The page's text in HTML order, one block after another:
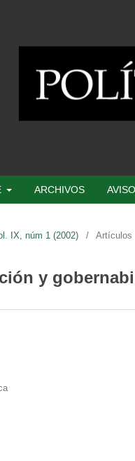
ARCHIVOS
IX, núm 1 (2002) / Artículos
y